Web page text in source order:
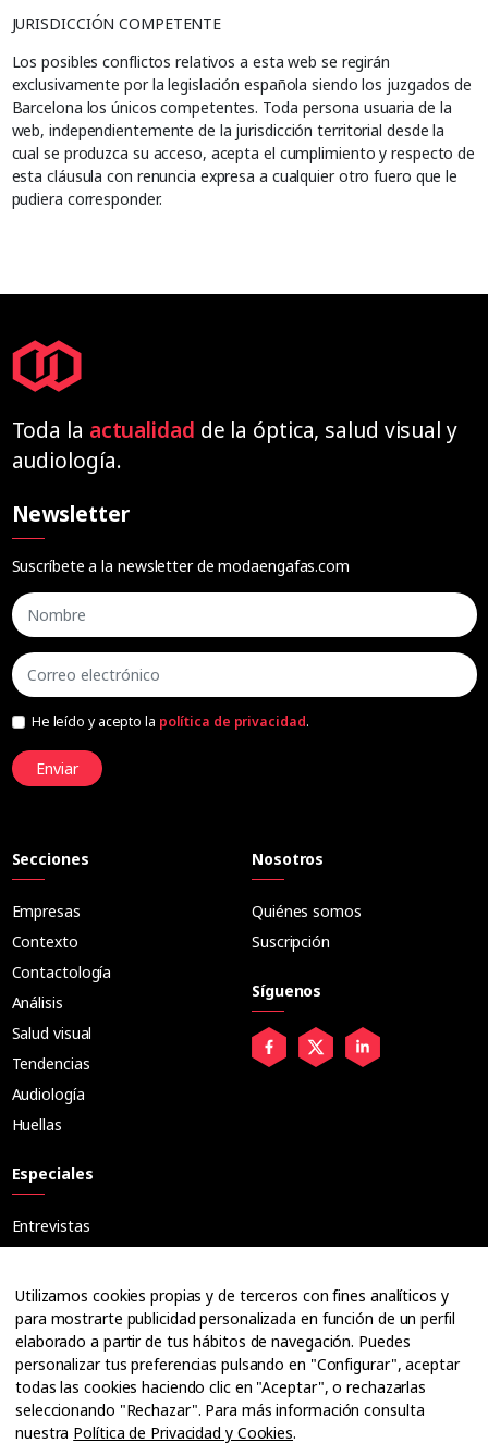
JURISDICCIÓN COMPETENTE
Los posibles conflictos relativos a esta web se regirán
exclusivamente por la legislación española siendo los juzgados de
Barcelona los únicos competentes. Toda persona usuaria de la
web, independientemente de la jurisdicción territorial desde la
cual se produzca su acceso, acepta el cumplimiento y respecto de
esta cláusula con renuncia expresa a cualquier otro fuero que le
pudiera corresponder.
Toda la actualidad de la óptica, salud visual y
audiología.
Newsletter
Suscríbete a la newsletter de modaengafas.com
He leído y acepto la política de privacidad.
Enviar
Secciones
Empresas
Contexto
Contactología
Análisis
Salud visual
Tendencias
Audiología
Huellas
Especiales
Entrevistas
Ópticos
Cuadernos
Guías
Dossier
Anuarios
Ofertas de empleo
Nosotros
Quiénes somos
Suscripción
Síguenos
Utilizamos cookies propias y de terceros con fines analíticos y
para mostrarte publicidad personalizada en función de un perfil
elaborado a partir de tus hábitos de navegación. Puedes
personalizar tus preferencias pulsando en "Configurar", aceptar
todas las cookies haciendo clic en "Aceptar", o rechazarlas
seleccionando "Rechazar". Para más información consulta
nuestra Política de Privacidad y Cookies.